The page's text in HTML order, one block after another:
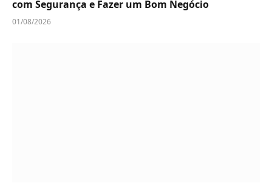
com Segurança e Fazer um Bom Negócio
01/08/2026